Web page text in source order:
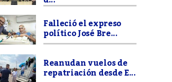
Falleció el expreso
político José Bre...
Reanudan vuelos de
repatriación desde E...